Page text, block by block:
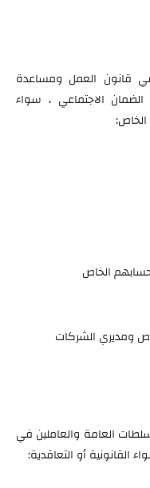
قانون العمل ومساعدة
الاجتماعي ، سواء
الخاص:
الخاص
ومديري الشركات
العامة والعاملين في
القانونية أو التعاقدية: